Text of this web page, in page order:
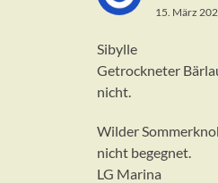
15. März
Sibylle
Getrockneter
nicht.
Wilder
nicht begegnet.
LG Marina